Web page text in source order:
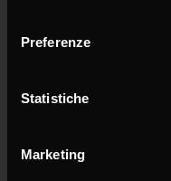
Preferenze
Statistiche
Marketing